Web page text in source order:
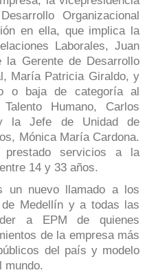
Organizacional
en ella, que implica la
Laborales, Juan
Gerente de Desarrollo
María Patricia Giraldo, y
o baja de categoría al
Humano, Carlos
la Jefe de Unidad de
Mónica María Cardona.
prestado servicios a la
14 y 33 años.
un nuevo llamado a los
Medellín y a todas las
a EPM de quienes
de la empresa más
del país y modelo
mundo.